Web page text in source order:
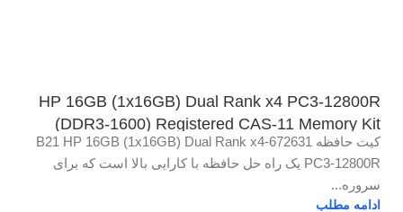
HP 16GB (1x16GB) Dual Rank x4 PC3-12800R
(DDR3-1600) Registered CAS-11 Memory Kit
کیت حافظه 672631-B21 HP 16GB (1x16GB) Dual Rank x4
PC3-12800R یک راه حل حافظه با کارایی بالا است که برای
سروره...
ادامه مطلب